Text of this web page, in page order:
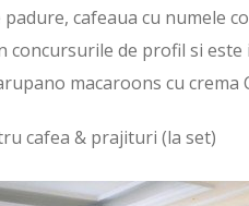
cafeaua cu numele
concursurile de profil si
macaroons cu crema
cafea & prajituri (la set)